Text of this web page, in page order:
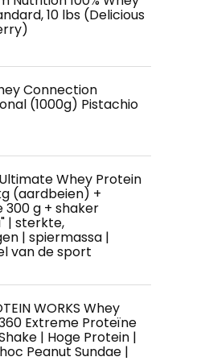
10 lbs (Delicious
Connection
(1000g) Pistachio
Whey Protein
(aardbeien) +
g + shaker
| sterkte,
| spiermassa |
van de sport
WORKS Whey
Extreme Proteïne
| Hoge Protein |
Peanut Sundae |